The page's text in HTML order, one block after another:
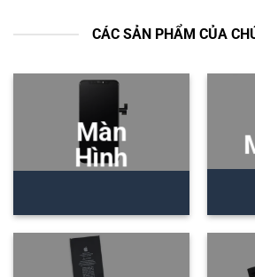
CÁC SẢN PHẨM CỦA
Màn
Hình